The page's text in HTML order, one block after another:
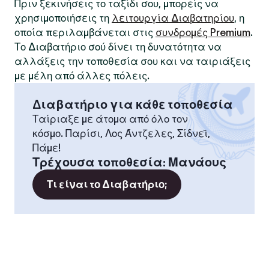
Πριν ξεκινήσεις το ταξίδι σου, μπορείς να
χρησιμοποιήσεις τη λειτουργία Διαβατηρίου, η
οποία περιλαμβάνεται στις συνδρομές Premium.
Το Διαβατήριο σού δίνει τη δυνατότητα να
αλλάξεις την τοποθεσία σου και να ταιριάξεις
με μέλη από άλλες πόλεις.
Διαβατήριο για κάθε τοποθεσία
Ταίριαξε με άτομα από όλο τον
κόσμο. Παρίσι, Λος Άντζελες, Σίδνεϊ,
Πάμε!
Τρέχουσα τοποθεσία: Μανάους
Τι είναι το Διαβατήριο;